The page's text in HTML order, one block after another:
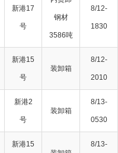
新港17
号
钢材
3586吨
8/12-
1830
新港15
号
装卸箱
8/12-
2010
新港2
号
装卸箱
8/13-
0530
新港15
8/13-